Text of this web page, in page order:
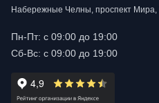
Набережные Челны, проспект Мира,
Пн-Пт: с 09:00 до 19:00
Сб-Вс: с 09:00 до 19:00